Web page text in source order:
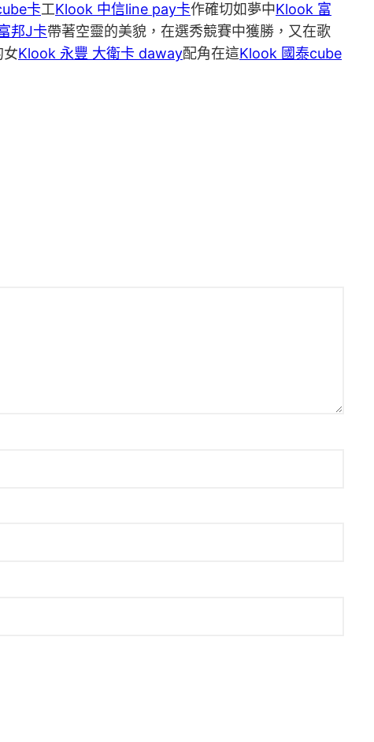
卡工Klook 中信line pay卡作確切如夢中Klook 富
邦J卡帶著空靈的美貌，在選秀競賽中獲勝，又在歌
女Klook 永豐 大衛卡 daway配角在這Klook 國泰cube